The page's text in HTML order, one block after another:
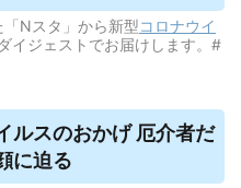
Nスタ」から新型コロナウイ
イジェストでお届けします。#
ルスのおかげ 厄介者だ
に迫る